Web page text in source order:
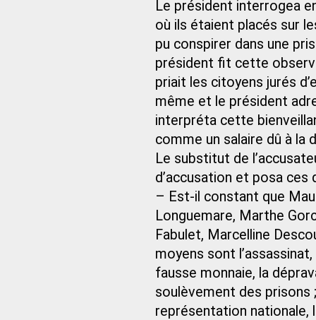
Le président interrogea
où ils étaient placés sur
pu conspirer dans une
président fit cette
priait les citoyens jurés
même et le président
interpréta cette
comme un salaire dû à la
Le substitut de
d’accusation et posa ces
– Est-il constant que
Longuemare, Marthe
Fabulet, Marcelline
moyens sont
fausse monnaie, la
soulèvement des prisons
représentation nationale,